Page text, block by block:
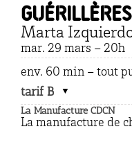
Guérillères
Marta
mar. 29 mars – 20h
env. 60 min – tout
tarif B
La Manufacture CDCN
La manufacture de